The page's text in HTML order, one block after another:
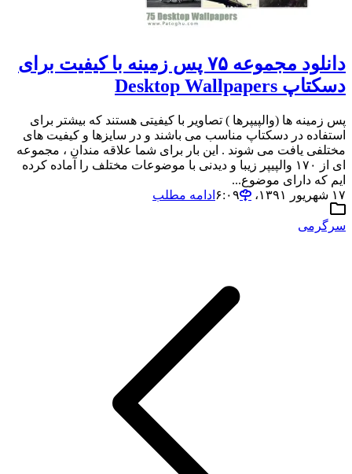
دانلود مجموعه ۷۵ پس زمینه با کیفیت برای
دسکتاپ Desktop Wallpapers
پس زمینه ها (والپیپرها ) تصاویر با کیفیتی هستند که بیشتر برای
استفاده در دسکتاپ مناسب می باشند و در سایزها و کیفیت های
مختلفی یافت می شوند . این بار برای شما علاقه مندان ، مجموعه
ای از ۱۷۰ والپیپر زیبا و دیدنی با موضوعات مختلف را آماده کرده
ایم که دارای موضوع...
۱۷ شهریور ۱۳۹۱،‏ ۶:۰۹
ادامه مطلب
سرگرمی